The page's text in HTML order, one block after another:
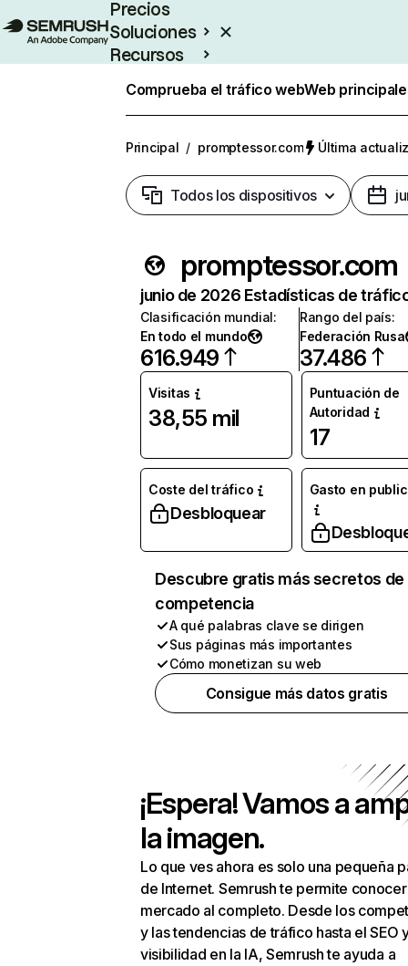
Precios
Soluciones
Recursos
Comprueba el tráfico webWeb
Principal / promptessor.com Última
Todos los dispositivos
promptessor.com
junio de 2026 Estadísticas de
Clasificación mundial:
En todo el mundo
616.949
Rango del país:
Federación Rusa
37.486
Visitas
38,55 mil
Puntuación de
Autoridad
17
Coste del tráfico
Desbloquear
Gasto en
Descubre gratis más secretos de
competencia
A qué palabras clave se dirigen
Sus páginas más importantes
Cómo monetizan su web
Consigue más datos gratis
¡Espera! Vamos a
la imagen.
Lo que ves ahora es solo una pequeña
de Internet. Semrush te permite
mercado al completo. Desde los
y las tendencias de tráfico hasta el SEO
visibilidad en la IA, Semrush te ayuda a